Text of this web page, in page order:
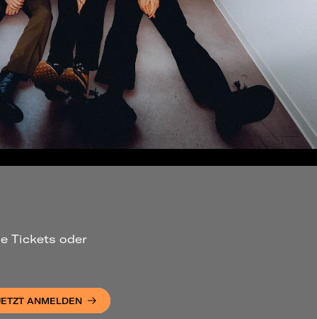
Tickets oder
ANMELDEN